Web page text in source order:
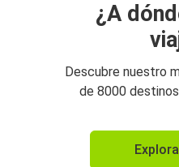
¿A
Descubre nuestro
de 8000